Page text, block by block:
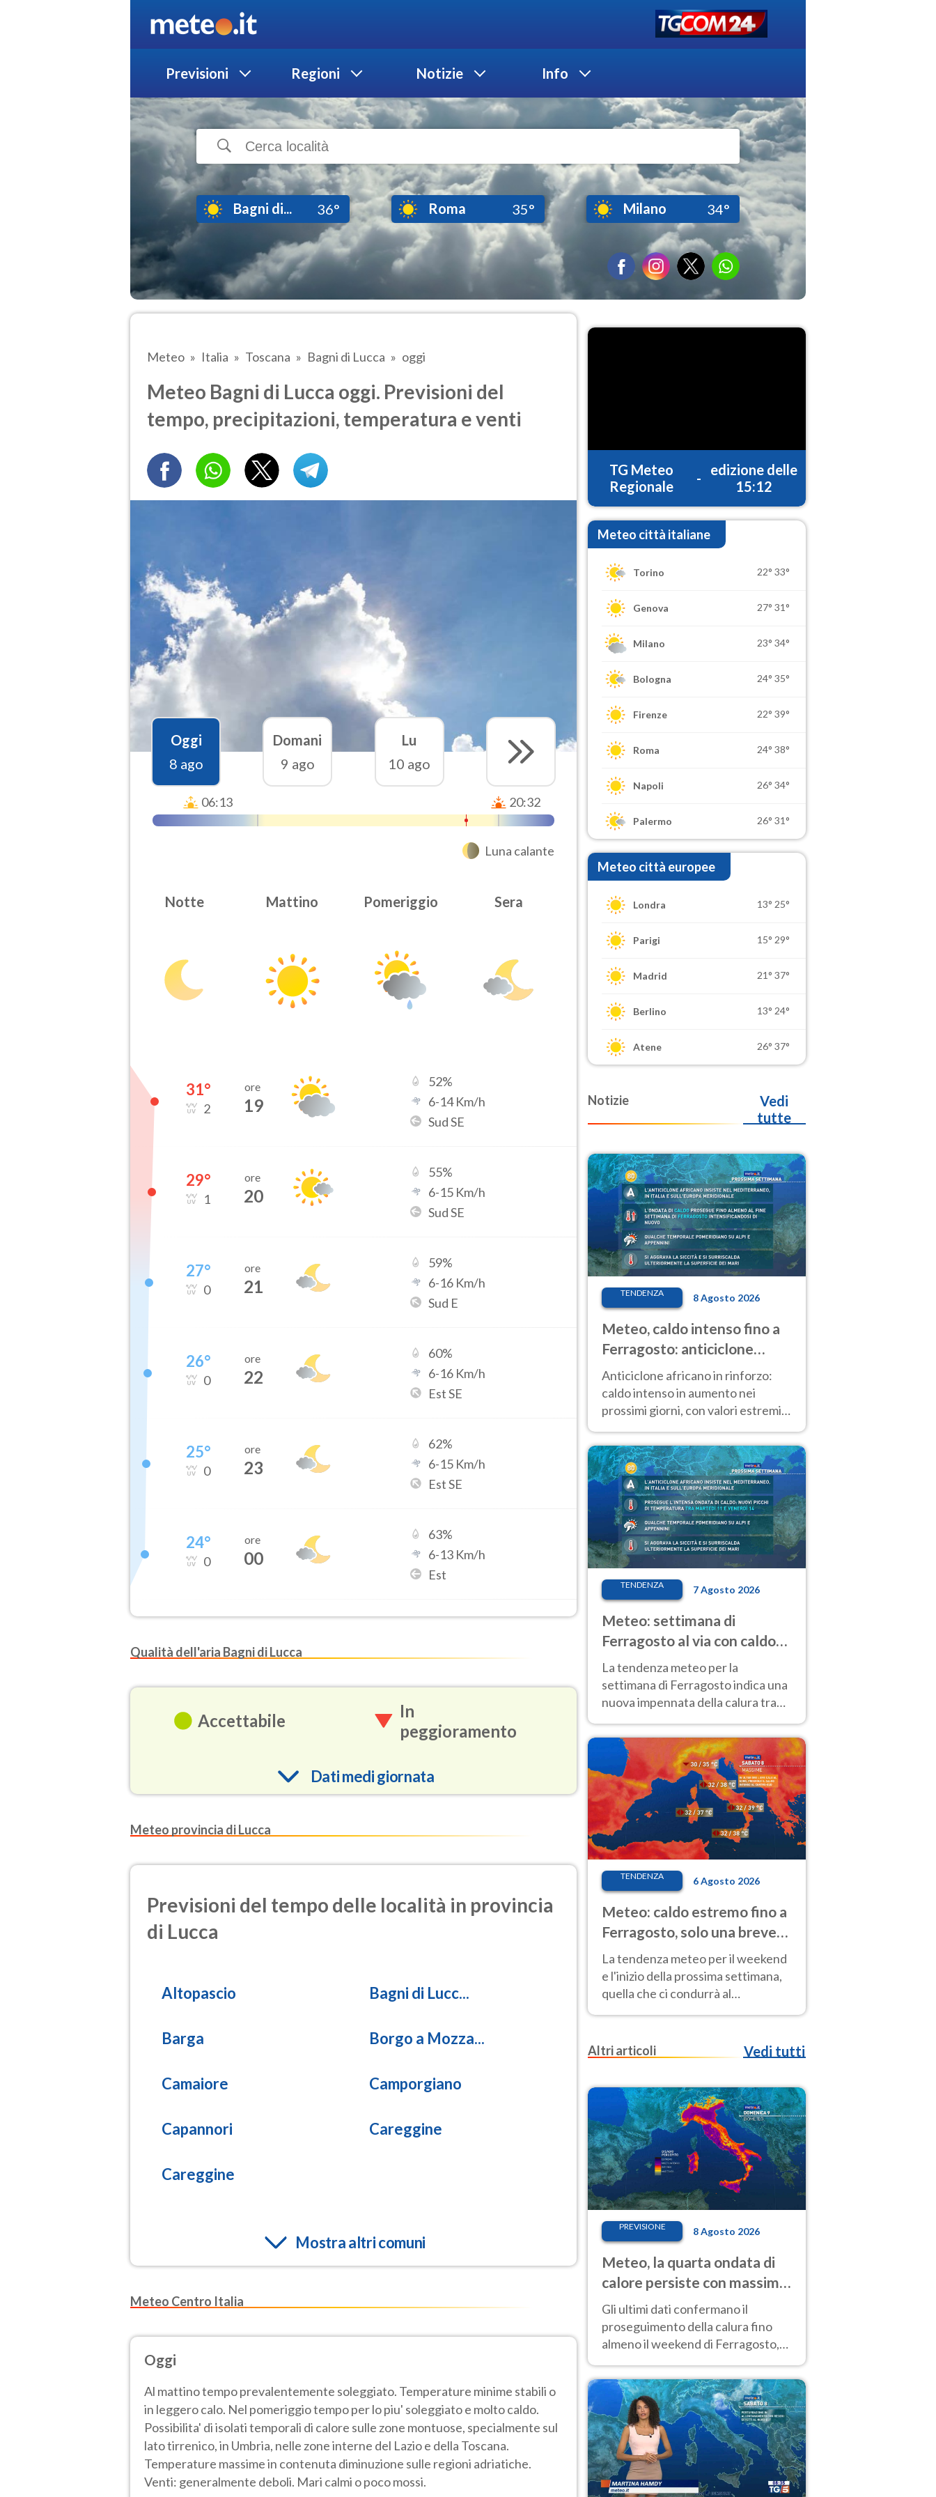
Previsioni Regioni Notizie Info
Bagni di... 36° Roma 35° Milano 34°
Meteo Italia Toscana Bagni di Lucca oggi
Meteo Bagni di Lucca oggi. Previsioni del
tempo, precipitazioni, temperatura e venti
Oggi
8 ago
Domani
9 ago
Lu
10 ago
06:13 20:32
Luna calante
Notte Mattino Pomeriggio Sera
31°
2
ore
19
52%
6-14Km/h
Sud SE
29°
1
ore
20
55%
6-15 Km/h
Sud SE
27°
0
ore
21
59%
6-16 Km/h
Sud E
26°
0
ore
22
60%
6-16 Km/h
Est SE
25°
0
ore
23
62%
6-15 Km/h
Est SE
24°
0
ore
00
63%
6-13 Km/h
Est
Qualità dell'aria Bagni di Lucca
Accettabile
In
peggioramento
Dati medi giornata
O3
(Ozono)
86.3
SO2
Meteo provincia di Lucca
Previsioni del tempo delle località in provincia
di Lucca
Altopascio Bagni di Lucc...
Barga Borgo a Mozza...
Camaiore Camporgiano
Capannori Careggine
Careggine
Mostra altri comuni
Meteo Centro Italia
Oggi
Al mattino tempo prevalentemente soleggiato. Temperature minime stabili o
in leggero calo. Nel pomeriggio tempo per lo piu' soleggiato e molto caldo.
Possibilita' di isolati temporali di calore sulle zone montuose, specialmente sul
lato tirrenico, in Umbria, nelle zone interne del Lazio e della Toscana.
Temperature massime in contenuta diminuzione sulle regioni adriatiche.
Venti: generalmente deboli. Mari calmi o poco mossi.
TG Meteo
Regionale
-
edizione delle
15:12
Meteo città italiane
Torino 22° 33°
Genova 27° 31°
Milano 23° 34°
Bologna 24° 35°
Firenze 22° 39°
Roma 24° 38°
Napoli 26° 34°
Palermo 26° 31°
Meteo città europee
Londra 13° 25°
Parigi 15° 29°
Madrid 21° 37°
Berlino 13° 24°
Atene 26° 37°
Notizie
Vedi
tutte
TENDENZA 8 Agosto 2026
Meteo, caldo intenso fino a
Ferragosto: anticiclone
africano ancora
protagonista
Anticiclone africano in rinforzo:
caldo intenso in aumento nei
prossimi giorni, con valori estremi
d’Italia
TENDENZA 7 Agosto 2026
Meteo: settimana di
Ferragosto al via con caldo
intenso e qualche temporale
La tendenza meteo per la
settimana di Ferragosto indica una
nuova impennata della calura tra
anche al Nord.
TENDENZA 6 Agosto 2026
Meteo: caldo estremo fino a
Ferragosto, solo una breve
pausa. Ecco dove
La tendenza meteo per il weekend
e l'inizio della prossima settimana,
quella che ci condurrà al
Ferragosto, vede ancora
Altri articoli
Vedi tutti
PREVISIONE 8 Agosto 2026
Meteo, la quarta ondata di
calore persiste con massime
sempre molto elevate
Gli ultimi dati confermano il
proseguimento della calura fino
almeno il weekend di Ferragosto,
intensificazione prossima
settimana